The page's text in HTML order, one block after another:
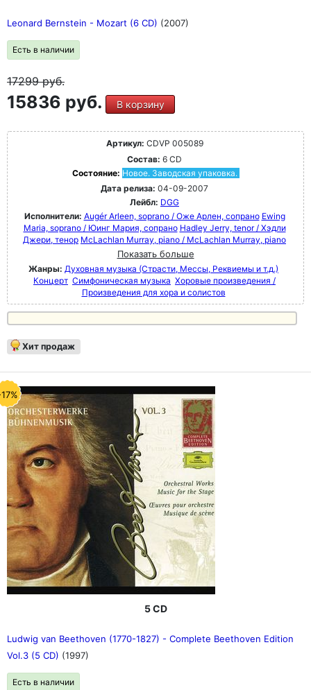
Leonard Bernstein - Mozart (6 CD) (2007)
Есть в наличии
17299руб.
15836 руб. В корзину
Артикул: CDVP 005089
Состав: 6 CD
Состояние: Новое. Заводская упаковка.
Дата релиза: 04-09-2007
Лейбл: DGG
Исполнители: Augér Arleen, soprano / Оже Арлен, сопрано Ewing
Maria, soprano / Юинг Мария, сопрано Hadley Jerry, tenor / Хэдли
Джери, тенор McLachlan Murray, piano / McLachlan Murray, piano
Показать больше
Жанры: Духовная музыка (Страсти, Мессы, Реквиемы и т.д.)
Концерт Симфоническая музыка Хоровые произведения /
Произведения для хора и солистов
Хит продаж
5 CD
Ludwig van Beethoven (1770-1827) - Complete Beethoven Edition
Vol.3 (5 CD) (1997)
Есть в наличии